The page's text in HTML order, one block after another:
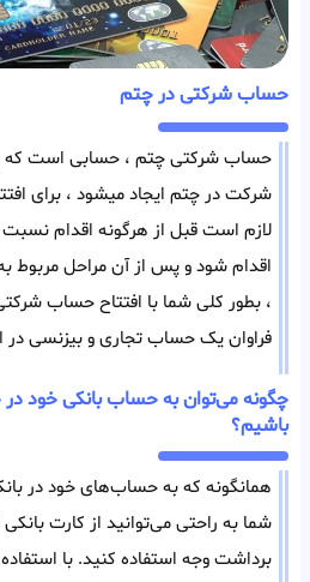
حساب شرکتی در چتم
حساب شرکتی چتم ، حسابی است که
شرکت در چتم ایجاد میشود ، برای
لازم است قبل از هرگونه اقدام
اقدام شود و پس از آن مراحل مربوط
، بطور کلی شما با افتتاح حساب
فراوان یک حساب تجاری و بیزنسی در
چگونه می‌توان به حساب بانکی خود
باشیم؟
همانگونه که به حساب‌های خود در
شما به راحتی می‌توانید از کارت
برداشت وجه استفاده کنید. با